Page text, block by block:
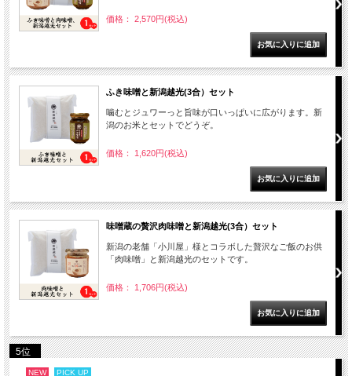
価格： 2,570円(税込)
ふき味噌と新潟越光(3合）セット
噛むとジュワーっと旨味が口いっぱいに広がります。新
潟のお米とセットでどうぞ。
価格： 1,620円(税込)
味噌蔵の贅沢肉味噌と新潟越光(3合）セット
新潟の老舗「小川屋」様とコラボした贅沢なご飯のお供
「肉味噌」と新潟越光のセットです。
価格： 1,706円(税込)
5位
NEW PICK UP